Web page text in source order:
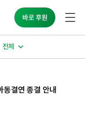
바로 후원
전체
결연 종결 안내